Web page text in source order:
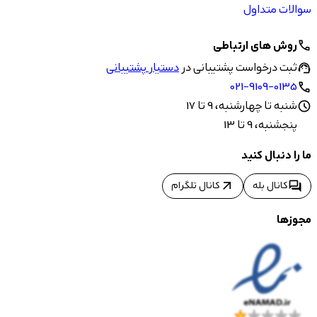
سوالات متداول
callروش های ارتباطی
support_agentثبت درخواست پشتیبانی دردستیار پشتیبانی
call
021-9109-0135
scheduleشنبه تا چهارشنبه، 9 تا 17
پنجشنبه، 9 تا 13
ما را دنبال کنید
forumکانال بله arrow_outward کانال تلگرام
مجوزها